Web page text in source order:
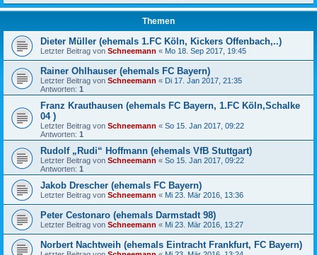
Themen
Dieter Müller (ehemals 1.FC Köln, Kickers Offenbach,..)
Letzter Beitrag von Schneemann « Mo 18. Sep 2017, 19:45
Rainer Ohlhauser (ehemals FC Bayern)
Letzter Beitrag von Schneemann « Di 17. Jan 2017, 21:35
Antworten: 1
Franz Krauthausen (ehemals FC Bayern, 1.FC Köln,Schalke
04 )
Letzter Beitrag von Schneemann « So 15. Jan 2017, 09:22
Antworten: 1
Rudolf „Rudi“ Hoffmann (ehemals VfB Stuttgart)
Letzter Beitrag von Schneemann « So 15. Jan 2017, 09:22
Antworten: 1
Jakob Drescher (ehemals FC Bayern)
Letzter Beitrag von Schneemann « Mi 23. Mär 2016, 13:36
Peter Cestonaro (ehemals Darmstadt 98)
Letzter Beitrag von Schneemann « Mi 23. Mär 2016, 13:27
Norbert Nachtweih (ehemals Eintracht Frankfurt, FC Bayern)